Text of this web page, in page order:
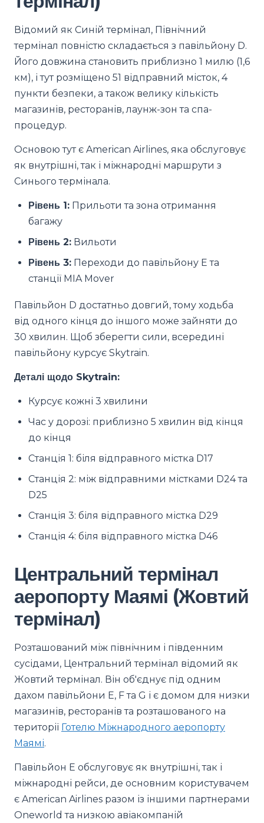
Відомий як Синій термінал, Північний
термінал повністю складається з павільйону D.
Його довжина становить приблизно 1 милю (1,6
км), і тут розміщено 51 відправний місток, 4
пункти безпеки, а також велику кількість
магазинів, ресторанів, лаунж-зон та спа-
процедур.
Основою тут є American Airlines, яка обслуговує
як внутрішні, так і міжнародні маршрути з
Синього термінала.
Рівень 1: Прильоти та зона отримання
багажу
Рівень 2: Вильоти
Рівень 3: Переходи до павільйону E та
станції MIA Mover
Павільйон D достатньо довгий, тому ходьба
від одного кінця до іншого може зайняти до
30 хвилин. Щоб зберегти сили, всередині
павільйону курсує Skytrain.
Деталі щодо Skytrain:
Курсує кожні 3 хвилини
Час у дорозі: приблизно 5 хвилин від кінця
до кінця
Станція 1: біля відправного містка D17
Станція 2: між відправними містками D24 та
D25
Станція 3: біля відправного містка D29
Станція 4: біля відправного містка D46
Центральний термінал
аеропорту Маямі (Жовтий
термінал)
Розташований між північним і південним
сусідами, Центральний термінал відомий як
Жовтий термінал. Він об'єднує під одним
дахом павільйони E, F та G і є домом для низки
магазинів, ресторанів та розташованого на
території Готелю Міжнародного аеропорту
Маямі.
Павільйон E обслуговує як внутрішні, так і
міжнародні рейси, де основним користувачем
є American Airlines разом із іншими партнерами
Oneworld та низкою авіакомпаній